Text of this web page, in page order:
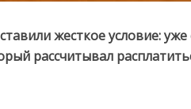
жесткое условие: уже
рассчитывал